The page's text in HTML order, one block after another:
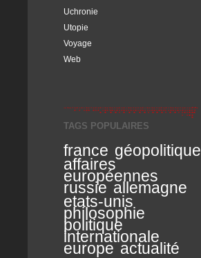
Uchronie
Utopie
Voyage
Web
TAGS POPULAIRES
france géopolitique
affaires
européennes
russie allemagne
etats-unis
philosophie
politique
internationale
europe actualité